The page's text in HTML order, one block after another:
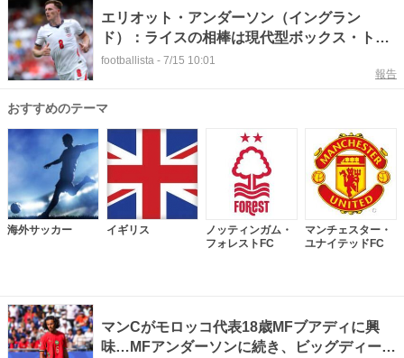
エリオット・アンダーソン（イングラン
ド）：ライスの相棒は現代型ボックス・ト
ゥ・ボックスMFの理想形。スタッツでもプレ
footballista - 7/15 10:01
報告
おすすめのテーマ
海外サッカー イギリス
ノッティンガム・
フォレストFC
マンチェスター・
ユナイテッドFC
マンCがモロッコ代表18歳MFブアディに興
味…MFアンダーソンに続き、ビッグディール